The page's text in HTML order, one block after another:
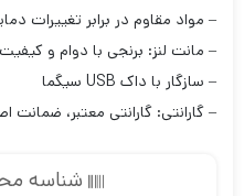
– مواد مقاوم در برابر تغییرات
– مانت لنز: برنجی با دوام و کیفیت
– سازگار با داک USB سیگما
– گارانتی: گارانتی معتبر، ضمانت
شناسه